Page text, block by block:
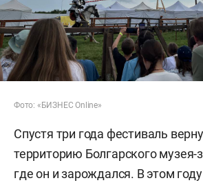
Фото: «БИЗНЕС Online»
Спустя три года фестиваль
территорию Болгарского музея-
где он и зарождался. В этом